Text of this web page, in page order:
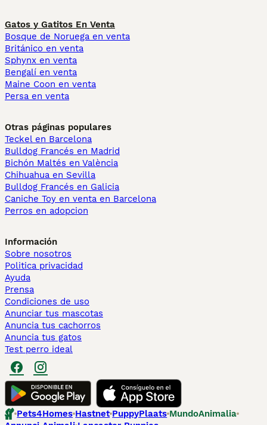
Gatos y Gatitos En Venta
Bosque de Noruega en venta
Británico en venta
Sphynx en venta
Bengalí en venta
Maine Coon en venta
Persa en venta
Otras páginas populares
Teckel en Barcelona
Bulldog Francés en Madrid
Bichón Maltés en València
Chihuahua en Sevilla
Bulldog Francés en Galicia
Caniche Toy en venta en Barcelona
Perros en adopcion
Información
Sobre nosotros
Politica privacidad
Ayuda
Prensa
Condiciones de uso
Anunciar tus mascotas
Anuncia tus cachorros
Anuncia tus gatos
Test perro ideal
Pets4Homes Hastnet PuppyPlaats MundoAnimalia